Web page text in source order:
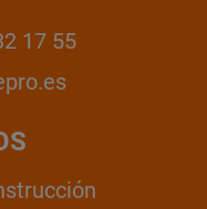
17 55